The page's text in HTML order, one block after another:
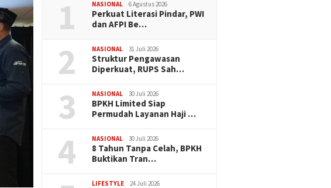
1 NASIONAL 6 Agustus 2026
Perkuat Literasi Pindar, PWI
dan AFPI Be…
2 NASIONAL 31 Juli 2026
​Struktur Pengawasan
Diperkuat, RUPS Sah…
3 NASIONAL 30 Juli 2026
BPKH Limited Siap
Permudah Layanan Haji …
4 NASIONAL 30 Juli 2026
​8 Tahun Tanpa Celah, BPKH
Buktikan Tran…
LIFESTYLE 24 Juli 2026